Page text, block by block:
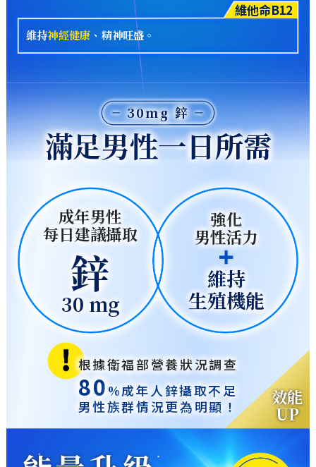
維他命B12
維持神經健康 、精神旺盛。
30mg 鋅
滿足男性一日所需
成年男性
每日建議攝取
鋅
30 mg
強化
男性活力
維持
生殖機能
根據衛福部營養狀況調查
80%成年人鋅攝取不足
男性族群情況更為明顯！
效能
UP